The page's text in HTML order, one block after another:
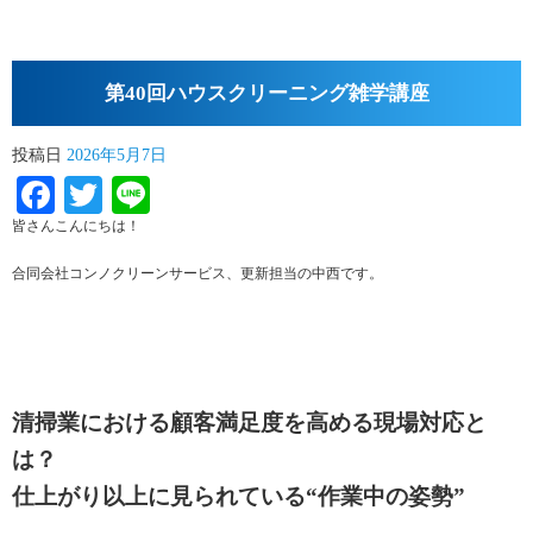
第40回ハウスクリーニング雑学講座
投稿日 2026年5月7日
Facebook
Twitter
皆さんこんにちは！
合同会社コンノクリーンサービス、更新担当の中西です。
清掃業における顧客満足度を高める現場対応と
は？
仕上がり以上に見られている“作業中の姿勢”